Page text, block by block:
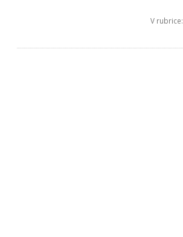
V rubrice: